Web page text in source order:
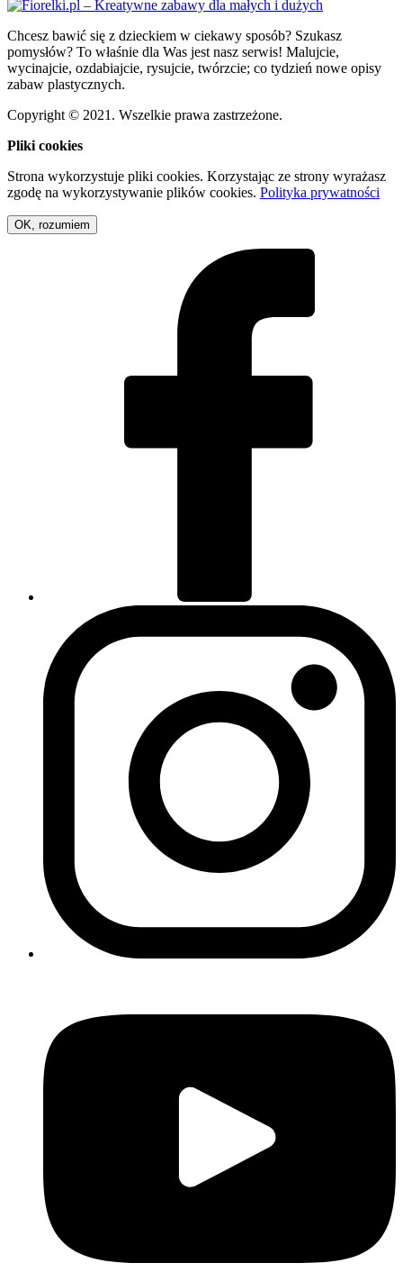
Chcesz bawić się z dzieckiem w ciekawy sposób? Szukasz
pomysłów? To właśnie dla Was jest nasz serwis! Malujcie,
wycinajcie, ozdabiajcie, rysujcie, twórzcie; co tydzień nowe opisy
zabaw plastycznych.
Copyright © 2021. Wszelkie prawa zastrzeżone.
Pliki cookies
Strona wykorzystuje pliki cookies. Korzystając ze strony wyrażasz
zgodę na wykorzystywanie plików cookies. Polityka prywatności
OK, rozumiem